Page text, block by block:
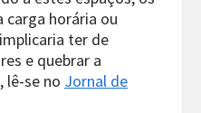
horária ou
ter de
e quebrar a
lê-se no Jornal de